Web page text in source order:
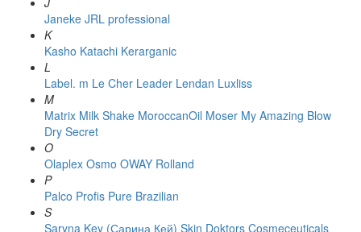
Janeke JRL professional
K
Kasho Katachi Kerarganic
L
Label. m Le Cher Leader Lendan Luxliss
M
Matrix Milk Shake MoroccanOil Moser My Amazing Blow
Dry Secret
O
Olaplex Osmo OWAY Rolland
P
Palco Profis Pure Brazilian
S
Saryna Key (Сарина Кей) Skin Doktors Cosmeceuticals